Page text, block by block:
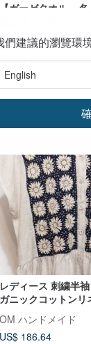
【ガーゼタオル –
6 重ガーゼ 出産祝
À CÔTE
9.36
カスタム可
レディース 刺繍半
ガニックコットンリ
- 花柄
OM ハンドメイド
US$ 186.64
們建議的瀏覽環